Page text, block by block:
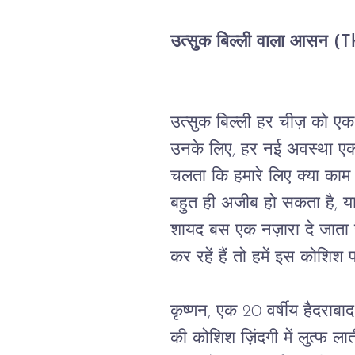
उत्सुक बिल्ली वाला आसन
उत्सुक बिल्ली हर चीज़ को एक
उनके लिए, हर नई अवस्था
चलता कि हमारे लिए क्या काम
बहुत ही अजीब हो सकता है,
शायद बस एक नज़ारा दे जाता
कर रहें हैं तो हमें इस कोशिश
कृष्णन, एक 20 वर्षीय हैदराबाद
की कोशिश ज़िंदगी में लुत्फ